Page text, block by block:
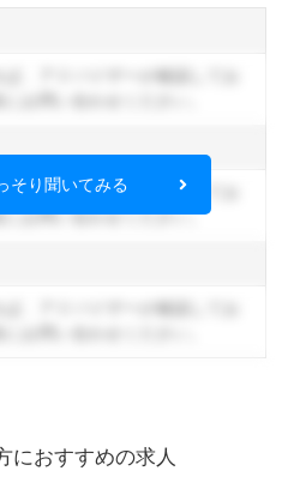
、アドバイザーが確認してお
にお問い合わせください。
そり聞いてみる
におすすめの求人